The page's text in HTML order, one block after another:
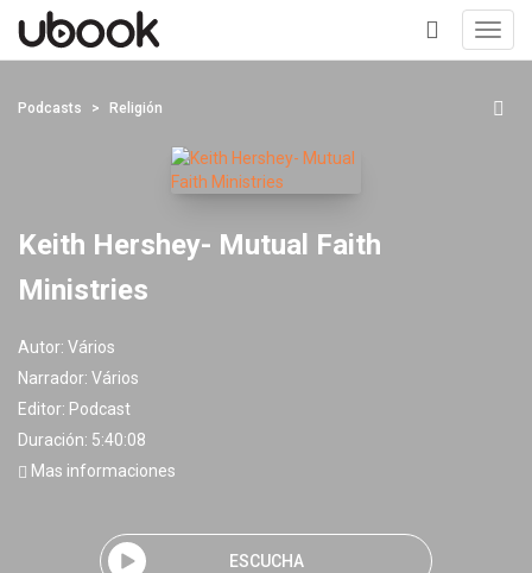
+
Podcasts Religión
Keith Hershey- Mutual Faith
Ministries
Autor: Vários
Narrador: Vários
Editor: Podcast
Duración: 5:40:08
Mas informaciones
ESCUCHA